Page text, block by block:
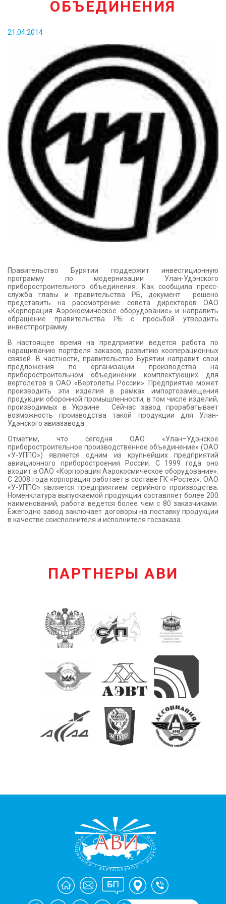
КОНТАКТЫОБЪЕДИНЕНИЯ
21.04.2014
Правительство Бурятии поддержит инвестиционную
программу по модернизации Улан-Удэнского
приборостроительного объединения. Как сообщила пресс-
служба главы и правительства РБ, документ решено
представить на рассмотрение совета директоров ОАО
«Корпорация Аэрокосмическое оборудование» и направить
обращение правительства РБ с просьбой утвердить
инвестпрограмму.
В настоящее время на предприятии ведется работа по
наращиванию портфеля заказов, развитию кооперационных
связей. В частности, правительство Бурятии направит свои
предложения по организации производства на
приборостроительном объединении комплектующих для
вертолетов в ОАО «Вертолеты России». Предприятие может
производить эти изделия в рамках импортозамещения
продукции оборонной промышленности, в том числе изделий,
производимых в Украине. Сейчас завод прорабатывает
возможность производства такой продукции для Улан-
Удэнского авиазавода.
Отметим, что сегодня ОАО «Улан–Удэнское
приборостроительное производственное объединение» (ОАО
«У-УППО») является одним из крупнейших предприятий
авиационного приборостроения России. С 1999 года оно
входит в ОАО «Корпорация Аэрокосмическое оборудование».
С 2008 года корпорация работает в составе ГК «Ростех». ОАО
«У-УППО» является предприятием серийного производства.
Номенклатура выпускаемой продукции составляет более 200
наименований, работа ведется более чем с 80 заказчиками.
Ежегодно завод заключает договоры на поставку продукции
в качестве соисполнителя и исполнителя госзаказа.
ПАРТНЕРЫ АВИ